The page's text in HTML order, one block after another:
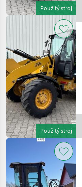
Použitý stroj
Použitý stroj